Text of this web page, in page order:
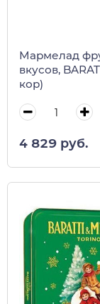
Мармелад
вкусов,
кор)
4 829 руб.